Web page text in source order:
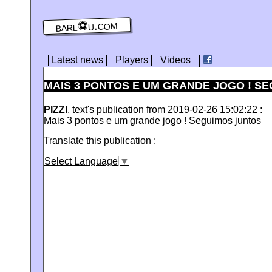
barl⚽️u.com
Latest news Players Videos
MAIS 3 PONTOS E UM GRANDE JOGO !
PIZZI , text's publication from 2019-02-26 15:02:22 :
Mais 3 pontos e um grande jogo ! Seguimos juntos
Translate this publication :
Select Language ▼